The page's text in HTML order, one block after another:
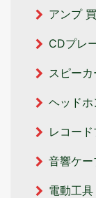
アンプ
CDプレ
スピー
ヘッド
レコー
音響ケ
電動工